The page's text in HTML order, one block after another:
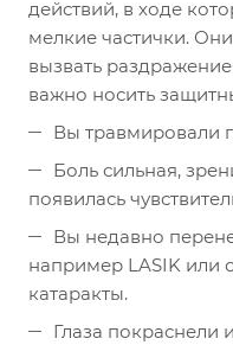
действий, в ходе
мелкие частички.
вызвать
важно носить
Вы травмировали
Боль сильная,
появилась
Вы недавно
например LASIK или
катаракты.
Глаза покраснели